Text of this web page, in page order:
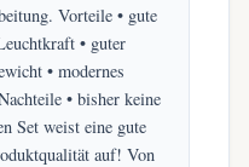
Vorteile • gute
• guter
• modernes
• bisher keine
Set weist eine gute
auf! Von